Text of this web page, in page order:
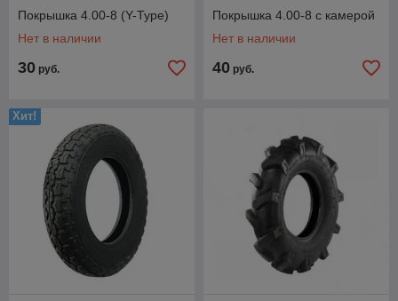
Покрышка 4.00-8 (Y-Type)
Нет в наличии
30 руб.
Покрышка 4.00-8 с камерой
Нет в наличии
40 руб.
Хит!